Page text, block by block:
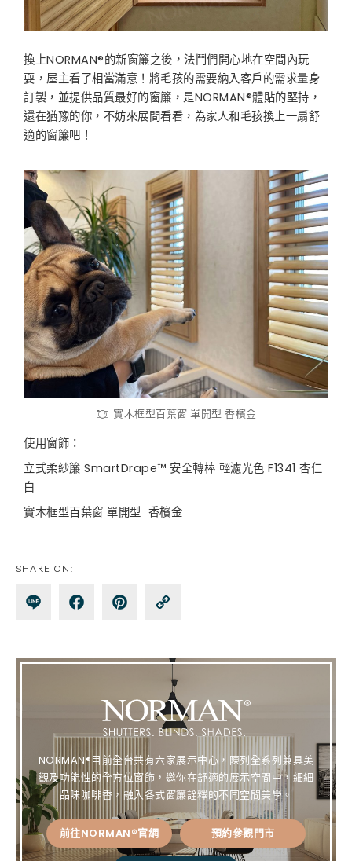
換上NORMAN®的新窗簾之後，法鬥們開心地在空間內玩
耍，屋主看了相當滿意！將毛孩的需要納入客戶的需求量身
訂製，並提供品質最好的窗簾，是NORMAN®體貼的堅持，
還在猶豫的你，不妨來展間看看，為家人和毛孩換上一扇舒
適的窗簾吧！
實木框型百葉窗 單開型 香檳金
使用窗飾：
立式柔紗簾 SmartDrape™ 安全轉棒 輕濾光色 F1341 杏仁
白
實木框型百葉窗 單開型 香檳金
SHARE ON:
Lin Fa
ok
Pin
st k
NORMAN®目前全台共有六家展示中心，陳列全系列兼具美
觀及功能性的全方位窗飾，邀你在舒適的展示空間中，細細
品味咖啡香，融入各式窗簾詮釋的不同空間美學。
前往NORMAN®官網 預約參觀門市